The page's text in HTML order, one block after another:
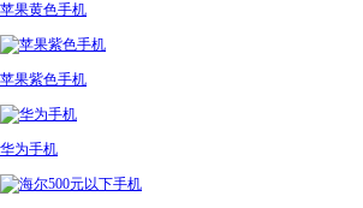
苹果黄色手机
苹果紫色手机
华为手机